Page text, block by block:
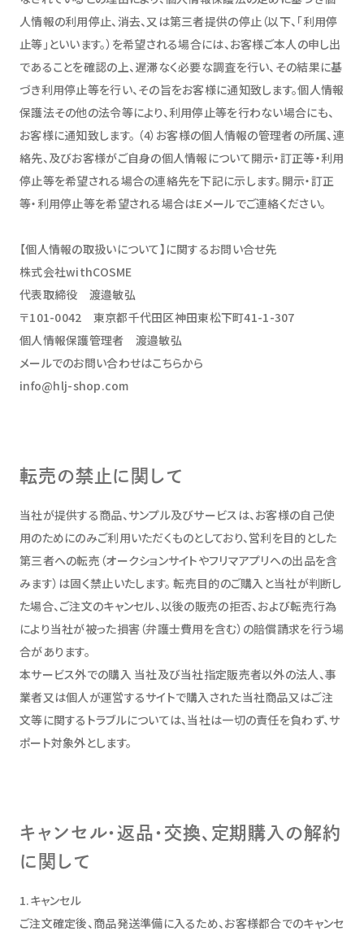
人情報の利用停止、消去、又は第三者提供の停止（以下、「利用停
止等」といいます。）を希望される場合には、お客様ご本人の申し出
であることを確認の上、遅滞なく必要な調査を行い、その結果に基
づき利用停止等を行い、その旨をお客様に通知致します。個人情報
保護法その他の法令等により、利用停止等を行わない場合にも、
お客様に通知致します。 （4）お客様の個人情報の管理者の所属、連
絡先、及びお客様がご自身の個人情報について開示・訂正等・利用
停止等を希望される場合の連絡先を下記に示します。開示・訂正
等・利用停止等を希望される場合はEメールでご連絡ください。
【個人情報の取扱いについて】に関するお問い合せ先
株式会社withCOSME
代表取締役 渡邉敏弘
〒101-0042 東京都千代田区神田東松下町41-1-307
個人情報保護管理者 渡邉敏弘
メールでのお問い合わせはこちらから
info@hlj-shop.com
転売の禁止に関して
当社が提供する商品、サンプル及びサービスは、お客様の自己使
用のためにのみご利用いただくものとしており、営利を目的とした
第三者への転売（オークションサイトやフリマアプリへの出品を含
みます）は固く禁止いたします。 転売目的のご購入と当社が判断し
た場合、ご注文のキャンセル、以後の販売の拒否、および転売行為
により当社が被った損害（弁護士費用を含む）の賠償請求を行う場
合があります。
本サービス外での購入 当社及び当社指定販売者以外の法人、事
業者又は個人が運営するサイトで購入された当社商品又はご注
文等に関するトラブルについては、当社は一切の責任を負わず、サ
ポート対象外とします。
キャンセル・返品・交換、定期購入の解約
に関して
1.キャンセル
ご注文確定後、商品発送準備に入るため、お客様都合でのキャンセ